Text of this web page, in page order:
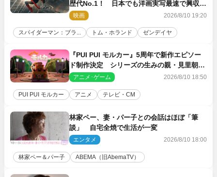
歴代No.1！ 日本でも洋画実写最速で興収
30億円突破
映画 2026/8/10 19:20
スパイダーマン：ブラ... トム・ホランド ゼンデイヤ
『PUI PUI モルカー』5周年で新作エピソー
ド制作決定 シリーズの生みの親・見里朝希
監督が復帰
アニメ･ゲーム 2026/8/10 18:50
PUI PUI モルカー アニメ テレビ・CM
林家ペー、妻・パー子との会話はほぼ「筆
談」 自宅全焼で生活が一変
エンタメ 2026/8/10 18:00
林家ペー＆パー子 ABEMA（旧AbemaTV）